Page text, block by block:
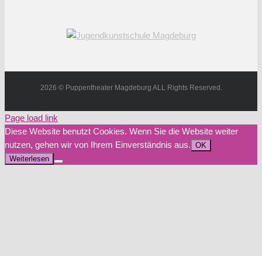
2026 © Puppentheater Magdeburg ALL Rights Reserved.
Page load link
Diese Website benutzt Cookies. Wenn Sie die Website weiter
nutzen, gehen wir von Ihrem Einverständnis aus. OK
Weiterlesen